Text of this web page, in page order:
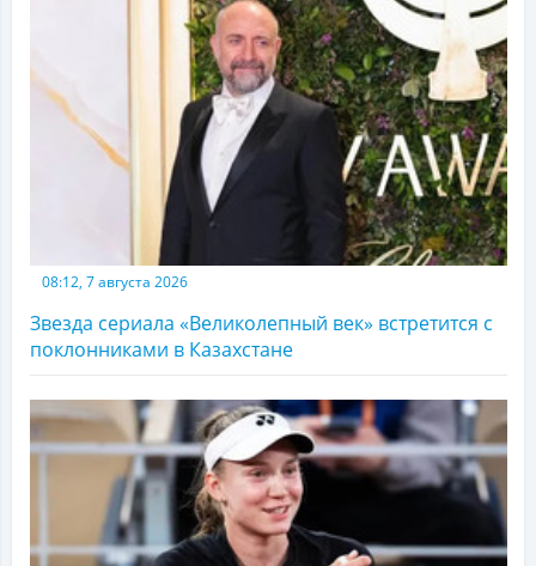
08:12, 7 августа 2026
Звезда сериала «Великолепный век» встретится с
поклонниками в Казахстане